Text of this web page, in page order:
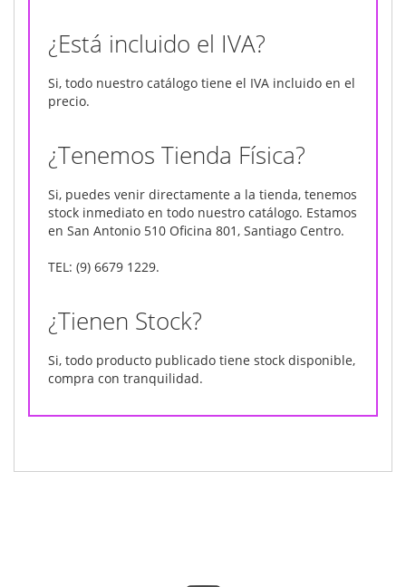
¿Está incluido el IVA?
Si, todo nuestro catálogo tiene el IVA incluido en el
precio.
¿Tenemos Tienda Física?
Si, puedes venir directamente a la tienda, tenemos
stock inmediato en todo nuestro catálogo. Estamos
en San Antonio 510 Oficina 801, Santiago Centro.
TEL: (9) 6679 1229.
¿Tienen Stock?
Si, todo producto publicado tiene stock disponible,
compra con tranquilidad.